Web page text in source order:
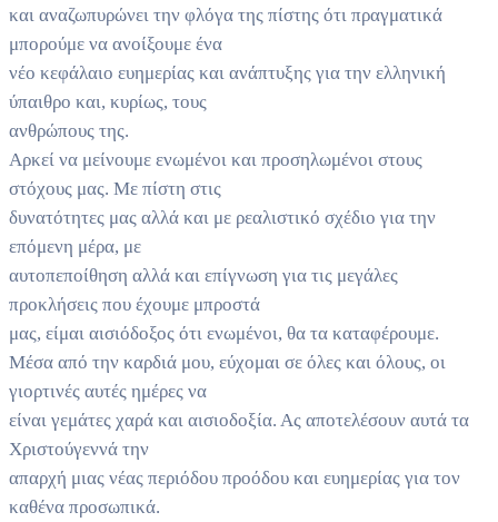
και αναζωπυρώνει την φλόγα της πίστης ότι πραγματικά
μπορούμε να ανοίξουμε ένα
νέο κεφάλαιο ευημερίας και ανάπτυξης για την ελληνική
ύπαιθρο και, κυρίως, τους
ανθρώπους της.
Αρκεί να μείνουμε ενωμένοι και προσηλωμένοι στους
στόχους μας. Με πίστη στις
δυνατότητες μας αλλά και με ρεαλιστικό σχέδιο για την
επόμενη μέρα, με
αυτοπεποίθηση αλλά και επίγνωση για τις μεγάλες
προκλήσεις που έχουμε μπροστά
μας, είμαι αισιόδοξος ότι ενωμένοι, θα τα καταφέρουμε.
Μέσα από την καρδιά μου, εύχομαι σε όλες και όλους, οι
γιορτινές αυτές ημέρες να
είναι γεμάτες χαρά και αισιοδοξία. Ας αποτελέσουν αυτά τα
Χριστούγεννά την
απαρχή μιας νέας περιόδου προόδου και ευημερίας για τον
καθένα προσωπικά.